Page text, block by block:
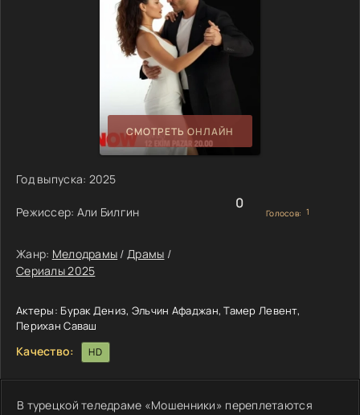
СМОТРЕТЬ ОНЛАЙН
Год выпуска: 2025
Режиссер: Али Билгин
Жанр: Мелодрамы /Драмы /
Сериалы 2025
0
Голосов: 1
Актеры: Бурак Дениз, Эльчин Афаджан, Тамер Левент,
Перихан Саваш
Качество: HD
В турецкой теледраме «Мошенники» переплетаются